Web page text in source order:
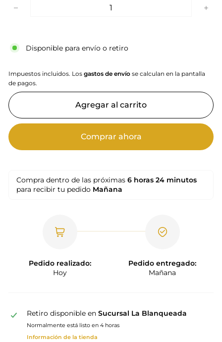
Disponible para envío o retiro
Impuestos incluidos. Los gastos de envío se calculan en la pantalla
de pagos.
Agregar al carrito
Comprar ahora
Compra dentro de las próximas 6 horas 24 minutos
para recibir tu pedido Mañana
Pedido realizado:
Hoy
Pedido entregado:
Mañana
Retiro disponible en Sucursal La Blanqueada
Normalmente está listo en 4 horas
Información de la tienda